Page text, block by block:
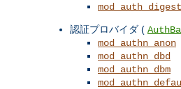
mod_auth_digest
認証プロバイダ (
mod_authn_anon
mod_authn_dbd
mod_authn_dbm